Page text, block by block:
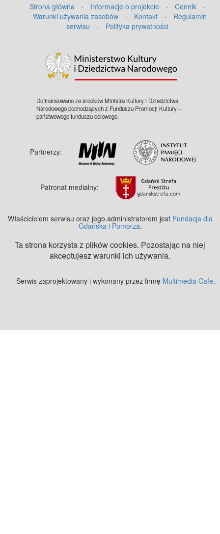
Strona główna · Informacje o projekcie · Cennik
·
Warunki używania zasobów
· Kontakt ·
Regulamin
serwisu
· Polityka prywatności
Dofinansowano ze środków Ministra Kultury i Dziedzictwa
Narodowego pochodzących z Funduszu Promocji Kultury –
państwowego funduszu celowego.
Partnerzy:
Patronat medialny:
Właścicielem serwisu oraz jego administratorem jest Fundacja dla
Gdańska i Pomorza.
Ta strona korzysta z plików cookies. Pozostając na niej
akceptujesz warunki ich używania.
Serwis zaprojektowany i wykonany przez firmę Multimedia Cafe.